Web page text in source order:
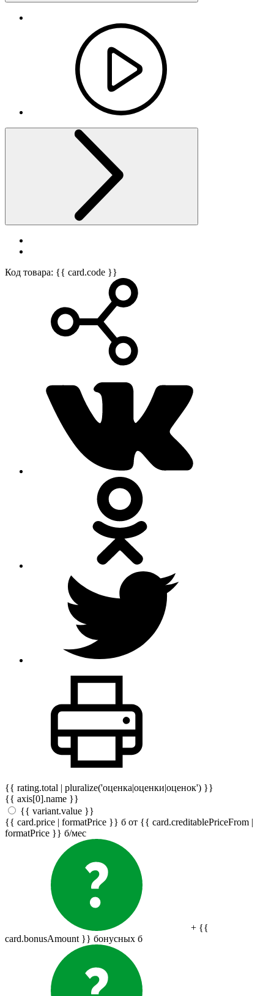
Код товара: {{ card.code }}
{{ rating.total | pluralize('оценка|оценки|оценок') }}
{{ axis[0].name }}
{{ variant.value }}
{{ card.price | formatPrice }} б от {{ card.creditablePriceFrom |
formatPrice }} б/мес
+ {{
card.bonusAmount }} бонусных б